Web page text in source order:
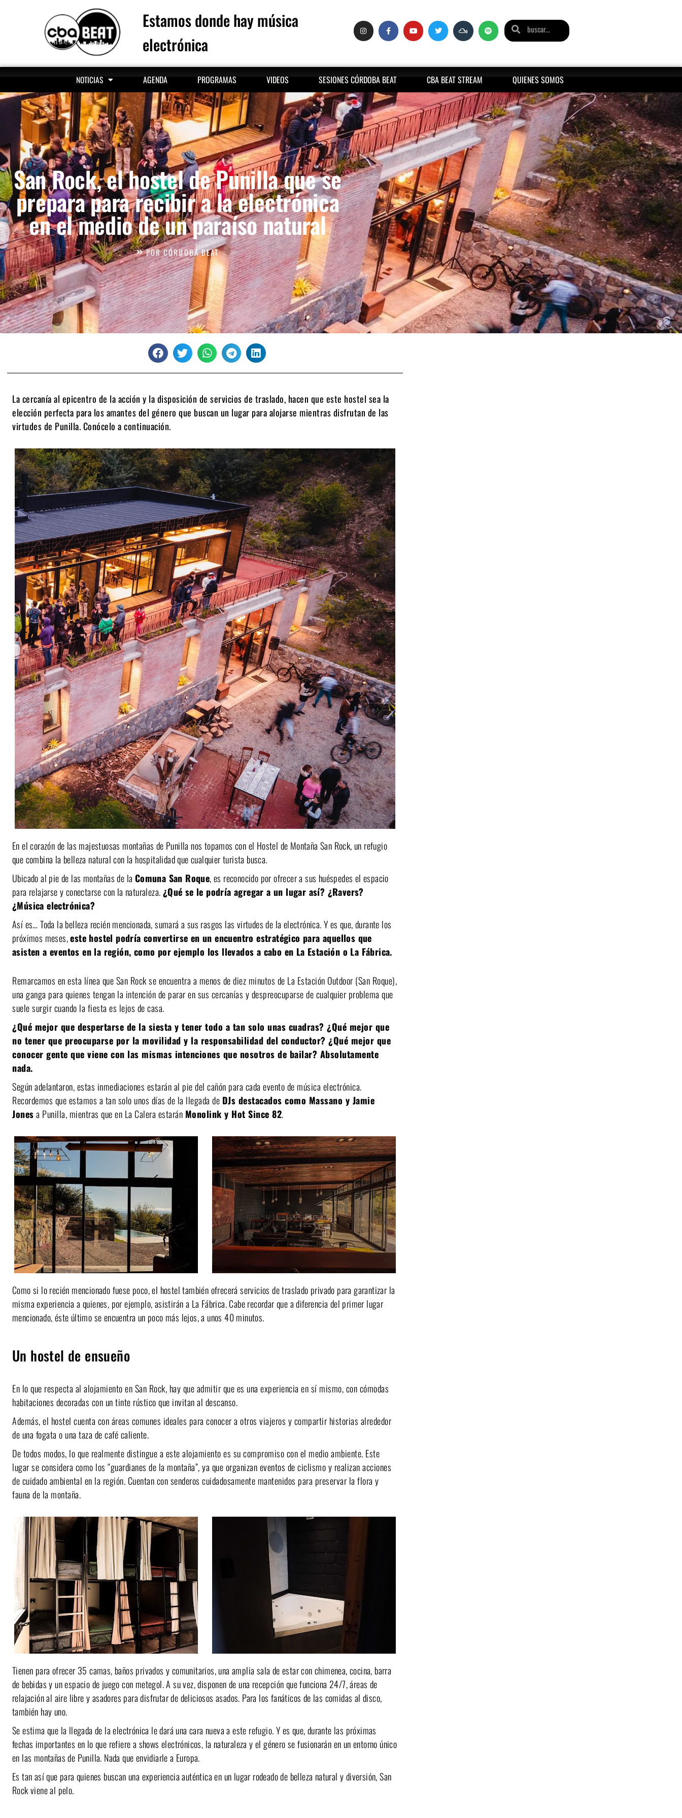
Estamos donde hay música
electrónica
NOTICIAS AGENDA PROGRAMAS VIDEOS SESIONES CÓRDOBA BEAT CBA BEAT STREAM QUIENES SOMOS
San Rock, el hostel de Punilla que se
prepara para recibir a la electrónica
en el medio de un paraíso natural
PORCÓRDOBA BEAT
La cercanía al epicentro de la acción y la disposición de servicios de traslado, hacen que este hostel sea la
elección perfecta para los amantes del género que buscan un lugar para alojarse mientras disfrutan de las
virtudes de Punilla. Conócelo a continuación.
En el corazón de las majestuosas montañas de Punilla nos topamos con el Hostel de Montaña San Rock, un refugio
que combina la belleza natural con la hospitalidad que cualquier turista busca.
Ubicado al pie de las montañas de la Comuna San Roque, es reconocido por ofrecer a sus huéspedes el espacio
para relajarse y conectarse con la naturaleza.¿Qué se le podría agregar a un lugar así? ¿Ravers?
¿Música electrónica?
Así es… Toda la belleza recién mencionada, sumará a sus rasgos las virtudes de la electrónica. Y es que, durante los
próximos meses,este hostel podría convertirse en un encuentro estratégico para aquellos que
asisten a eventos en la región, como por ejemplo los llevados a cabo en La Estación o La Fábrica.
Remarcamos en esta línea que San Rock se encuentra a menos de diez minutos de La Estación Outdoor (San Roque),
una ganga para quienes tengan la intención de parar en sus cercanías y despreocuparse de cualquier problema que
suele surgir cuando la fiesta es lejos de casa.
¿Qué mejor que despertarse de la siesta y tener todo a tan solo unas cuadras? ¿Qué mejor que
no tener que preocuparse por la movilidad y la responsabilidad del conductor? ¿Qué mejor que
conocer gente que viene con las mismas intenciones que nosotros de bailar? Absolutamente
nada.
Según adelantaron, estas inmediaciones estarán al pie del cañón para cada evento de música electrónica.
Recordemos que estamos a tan solo unos días de la llegada de DJs destacados como Massano y Jamie
Jonesa Punilla, mientras que en La Calera estarán Monolink y Hot Since 82.
Como si lo recién mencionado fuese poco, el hostel también ofrecerá servicios de traslado privado para garantizar la
misma experiencia a quienes, por ejemplo, asistirán a La Fábrica. Cabe recordar que a diferencia del primer lugar
mencionado, éste último se encuentra un poco más lejos, a unos 40 minutos.
Un hostel de ensueño
En lo que respecta al alojamiento en San Rock, hay que admitir que es una experiencia en sí mismo, con cómodas
habitaciones decoradas con un tinte rústico que invitan al descanso.
Además, el hostel cuenta con áreas comunes ideales para conocer a otros viajeros y compartir historias alrededor
de una fogata o una taza de café caliente.
De todos modos, lo que realmente distingue a este alojamiento es su compromiso con el medio ambiente. Este
lugar se considera como los “guardianes de la montaña”, ya que organizan eventos de ciclismo y realizan acciones
de cuidado ambiental en la región. Cuentan con senderos cuidadosamente mantenidos para preservar la flora y
fauna de la montaña.
Tienen para ofrecer 35 camas, baños privados y comunitarios, una amplia sala de estar con chimenea, cocina, barra
de bebidas y un espacio de juego con metegol. A su vez, disponen de una recepción que funciona 24/7, áreas de
relajación al aire libre y asadores para disfrutar de deliciosos asados. Para los fanáticos de las comidas al disco,
también hay uno.
Se estima que la llegada de la electrónica le dará una cara nueva a este refugio. Y es que, durante las próximas
fechas importantes en lo que refiere a shows electrónicos, la naturaleza y el género se fusionarán en un entorno único
en las montañas de Punilla. Nada que envidiarle a Europa.
Es tan así que para quienes buscan una experiencia auténtica en un lugar rodeado de belleza natural y diversión, San
Rock viene al pelo.